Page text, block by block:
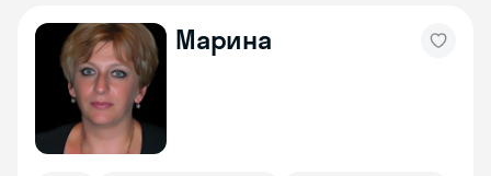
Марина